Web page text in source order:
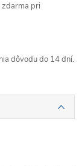
zdarma pri
dôvodu do 14 dní.